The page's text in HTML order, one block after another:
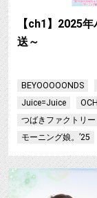
【ch1】2025
送～
BEYOOOOONDS
Juice=Juice
つばきファクトリー
モーニング娘。’25